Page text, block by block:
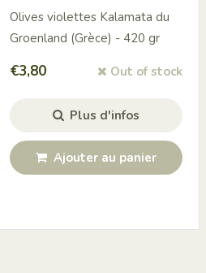
Olives violettes Kalamata du
Groenland (Grèce) - 420 gr
€3,80 Out of stock
Plus d'infos
Ajouter au panier